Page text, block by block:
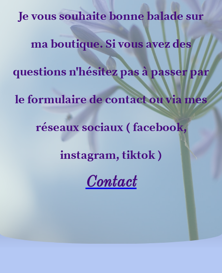
Je vous souhaite bonne balade sur
ma boutique. Si vous avez des
questions n'hésitez pas à passer par
le formulaire de contact ou via mes
réseaux sociaux ( facebook,
instagram, tiktok )
Contact